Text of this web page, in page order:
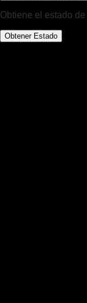
Obtiene el estado
Obtener Estado